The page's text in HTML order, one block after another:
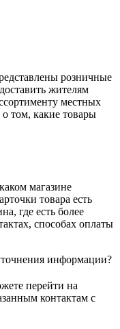
розничные
жителям
местных
о том, какие товары
магазине
товара есть
где есть более
способах оплаты
информации?
перейти на
контактам с